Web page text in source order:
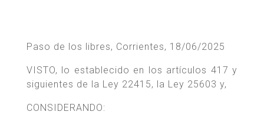
Paso de los libres, Corrientes, 18/06/2025
VISTO, lo establecido en los artículos 417 y
siguientes de la Ley 22415, la Ley 25603 y,
CONSIDERANDO: